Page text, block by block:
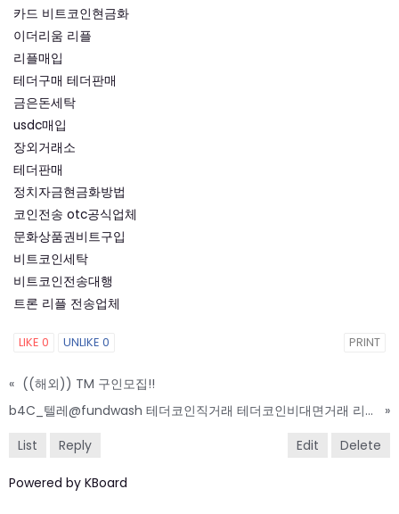
카드 비트코인현금화
이더리움 리플
리플매입
테더구매 테더판매
금은돈세탁
usdc매입
장외거래소
테더판매
정치자금현금화방법
코인전송 otc공식업체
문화상품권비트구입
비트코인세탁
비트코인전송대행
트론 리플 전송업체
LIKE 0 UNLIKE 0 PRINT
« ((해외)) TM 구인모집!!
b4C_텔레@fundwash 테더코인직거래 테더코인비대면거래 리플송금업체 테더송금업체 비트송금업체 비트코인판매사이트 테더무통테더전송대행_i4B
»
List
Reply Edit Delete
Powered by KBoard